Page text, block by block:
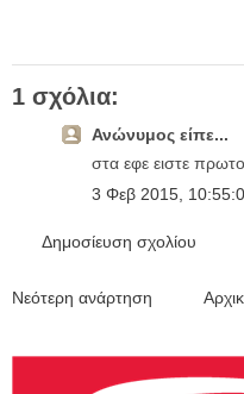
1 σχόλια:
Ανώνυμος είπε...
στα εφε ειστε
3 Φεβ 2015,
Δημοσίευση σχολίου
Νεότερη ανάρτηση